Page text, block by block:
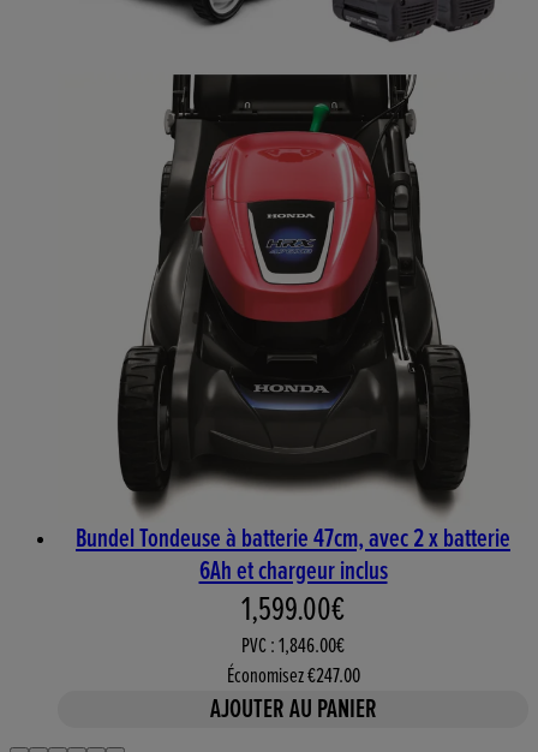
Bundel Tondeuse à batterie 47cm, avec 2 x batterie
6Ah et chargeur inclus
Prix actuel : 1,599.00€. Prix
1,599.00€
PVC : 1,846.00€
Économisez €247.00
AJOUTER AU PANIER